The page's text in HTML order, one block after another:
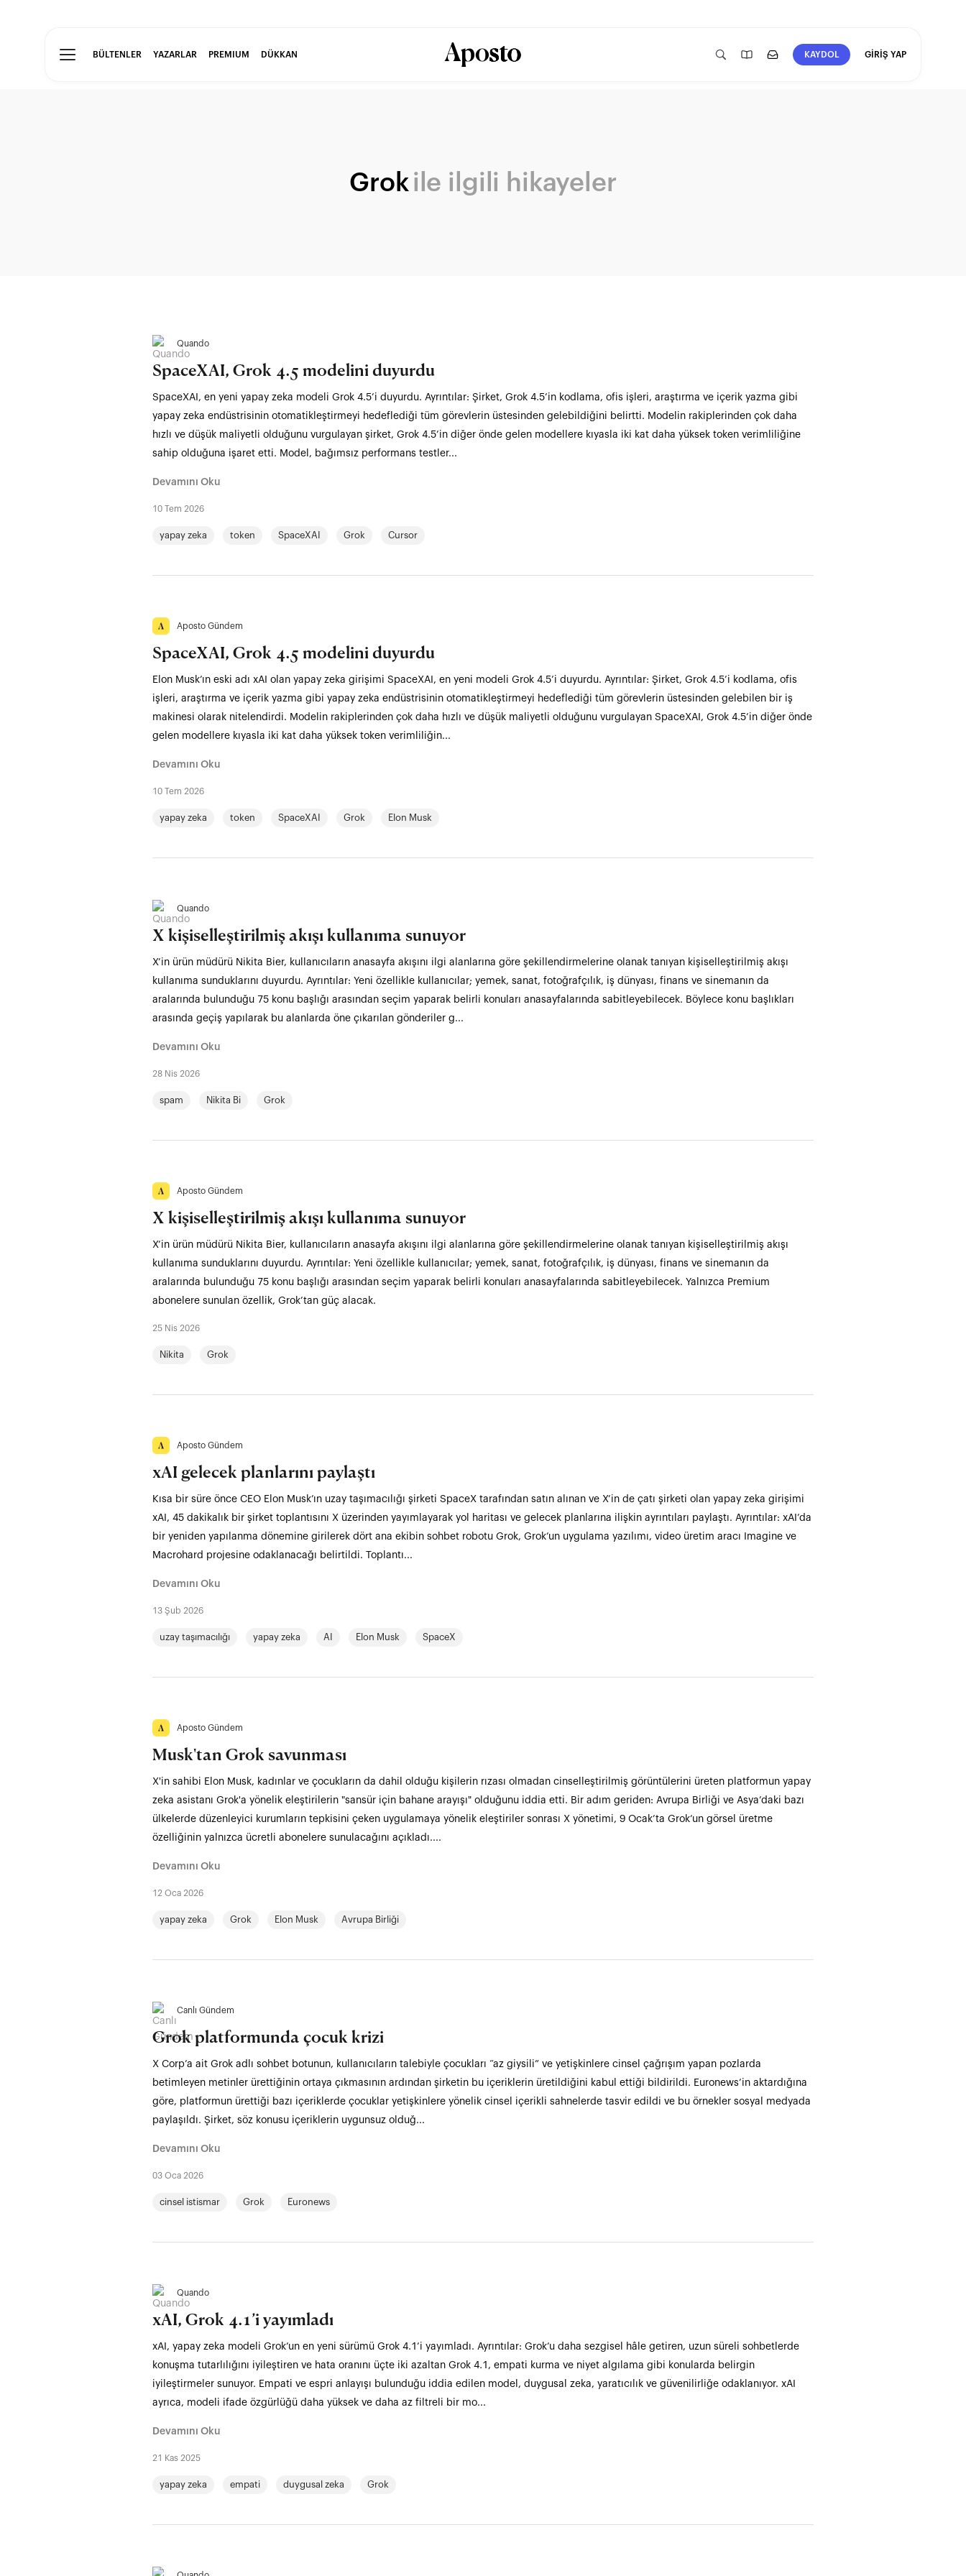
BÜLTENLER YAZARLAR PREMIUM DÜKKAN KAYDOL GİRİŞ YAP
Grok ile ilgili hikayeler
Quando
SpaceXAI, Grok 4.5 modelini duyurdu
SpaceXAI, en yeni yapay zeka modeli Grok 4.5’i duyurdu. Ayrıntılar: Şirket, Grok 4.5’in kodlama, ofis işleri, araştırma ve içerik yazma gibi
yapay zeka endüstrisinin otomatikleştirmeyi hedeflediği tüm görevlerin üstesinden gelebildiğini belirtti. Modelin rakiplerinden çok daha
hızlı ve düşük maliyetli olduğunu vurgulayan şirket, Grok 4.5’in diğer önde gelen modellere kıyasla iki kat daha yüksek token verimliliğine
sahip olduğuna işaret etti. Model, bağımsız performans testler...
Devamını Oku
10 Tem 2026
yapay zeka token SpaceXAI Grok Cursor
Aposto Gündem
SpaceXAI, Grok 4.5 modelini duyurdu
Elon Musk’ın eski adı xAI olan yapay zeka girişimi SpaceXAI, en yeni modeli Grok 4.5’i duyurdu. Ayrıntılar: Şirket, Grok 4.5’i kodlama, ofis
işleri, araştırma ve içerik yazma gibi yapay zeka endüstrisinin otomatikleştirmeyi hedeflediği tüm görevlerin üstesinden gelebilen bir iş
makinesi olarak nitelendirdi. Modelin rakiplerinden çok daha hızlı ve düşük maliyetli olduğunu vurgulayan SpaceXAI, Grok 4.5’in diğer önde
gelen modellere kıyasla iki kat daha yüksek token verimliliğin...
Devamını Oku
10 Tem 2026
yapay zeka token SpaceXAI Grok Elon Musk
Quando
X kişiselleştirilmiş akışı kullanıma sunuyor
X’in ürün müdürü Nikita Bier, kullanıcıların anasayfa akışını ilgi alanlarına göre şekillendirmelerine olanak tanıyan kişiselleştirilmiş akışı
kullanıma sunduklarını duyurdu. Ayrıntılar: Yeni özellikle kullanıcılar; yemek, sanat, fotoğrafçılık, iş dünyası, finans ve sinemanın da
aralarında bulunduğu 75 konu başlığı arasından seçim yaparak belirli konuları anasayfalarında sabitleyebilecek. Böylece konu başlıkları
arasında geçiş yapılarak bu alanlarda öne çıkarılan gönderiler g...
Devamını Oku
28 Nis 2026
spam Nikita Bi Grok
Aposto Gündem
X kişiselleştirilmiş akışı kullanıma sunuyor
X’in ürün müdürü Nikita Bier, kullanıcıların anasayfa akışını ilgi alanlarına göre şekillendirmelerine olanak tanıyan kişiselleştirilmiş akışı
kullanıma sunduklarını duyurdu. Ayrıntılar: Yeni özellikle kullanıcılar; yemek, sanat, fotoğrafçılık, iş dünyası, finans ve sinemanın da
aralarında bulunduğu 75 konu başlığı arasından seçim yaparak belirli konuları anasayfalarında sabitleyebilecek. Yalnızca Premium
abonelere sunulan özellik, Grok’tan güç alacak.
25 Nis 2026
Nikita Grok
Aposto Gündem
xAI gelecek planlarını paylaştı
Kısa bir süre önce CEO Elon Musk’ın uzay taşımacılığı şirketi SpaceX tarafından satın alınan ve X’in de çatı şirketi olan yapay zeka girişimi
xAI, 45 dakikalık bir şirket toplantısını X üzerinden yayımlayarak yol haritası ve gelecek planlarına ilişkin ayrıntıları paylaştı. Ayrıntılar: xAI’da
bir yeniden yapılanma dönemine girilerek dört ana ekibin sohbet robotu Grok, Grok’un uygulama yazılımı, video üretim aracı Imagine ve
Macrohard projesine odaklanacağı belirtildi. Toplantı...
Devamını Oku
13 Şub 2026
uzay taşımacılığı yapay zeka AI Elon Musk SpaceX
Aposto Gündem
Musk'tan Grok savunması
X'in sahibi Elon Musk, kadınlar ve çocukların da dahil olduğu kişilerin rızası olmadan cinselleştirilmiş görüntülerini üreten platformun yapay
zeka asistanı Grok'a yönelik eleştirilerin "sansür için bahane arayışı" olduğunu iddia etti. Bir adım geriden: Avrupa Birliği ve Asya’daki bazı
ülkelerde düzenleyici kurumların tepkisini çeken uygulamaya yönelik eleştiriler sonrası X yönetimi, 9 Ocak’ta Grok’un görsel üretme
özelliğinin yalnızca ücretli abonelere sunulacağını açıkladı....
Devamını Oku
12 Oca 2026
yapay zeka Grok Elon Musk Avrupa Birliği
Canlı Gündem
Grok platformunda çocuk krizi
X Corp’a ait Grok adlı sohbet botunun, kullanıcıların talebiyle çocukları “az giysili” ve yetişkinlere cinsel çağrışım yapan pozlarda
betimleyen metinler ürettiğinin ortaya çıkmasının ardından şirketin bu içeriklerin üretildiğini kabul ettiği bildirildi. Euronews’in aktardığına
göre, platformun ürettiği bazı içeriklerde çocuklar yetişkinlere yönelik cinsel içerikli sahnelerde tasvir edildi ve bu örnekler sosyal medyada
paylaşıldı. Şirket, söz konusu içeriklerin uygunsuz olduğ...
Devamını Oku
03 Oca 2026
cinsel istismar Grok Euronews
Quando
xAI, Grok 4.1’i yayımladı
xAI, yapay zeka modeli Grok’un en yeni sürümü Grok 4.1’i yayımladı. Ayrıntılar: Grok’u daha sezgisel hâle getiren, uzun süreli sohbetlerde
konuşma tutarlılığını iyileştiren ve hata oranını üçte iki azaltan Grok 4.1, empati kurma ve niyet algılama gibi konularda belirgin
iyileştirmeler sunuyor. Empati ve espri anlayışı bulunduğu iddia edilen model, duygusal zeka, yaratıcılık ve güvenilirliğe odaklanıyor. xAI
ayrıca, modeli ifade özgürlüğü daha yüksek ve daha az filtreli bir mo...
Devamını Oku
21 Kas 2025
yapay zeka empati duygusal zeka Grok